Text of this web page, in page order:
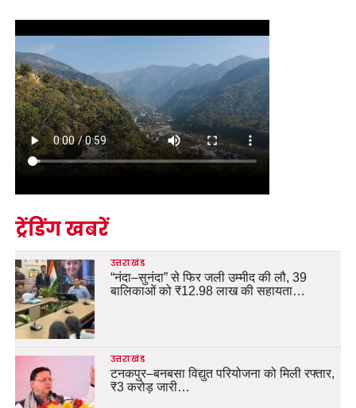
ट्रेंडिंग खबरें
उत्तराखंड
“नंदा–सुनंदा” से फिर जली उम्मीद की लौ, 39
बालिकाओं को ₹12.98 लाख की सहायता…
उत्तराखंड
टनकपुर–बनबसा विद्युत परियोजना को मिली रफ्तार,
₹3 करोड़ जारी…